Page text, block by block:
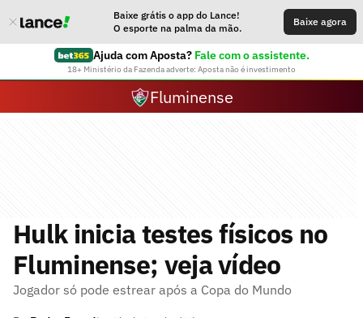
Baixe grátis o app do Lance!
O esporte na palma da mão.
Baixe agora
Ajuda com Aposta? Fale com o assistente.
18+ Ministério da Fazenda adverte: Aposta não é investimento
Fluminense
Hulk inicia testes físicos no
Fluminense; veja vídeo
Jogador só pode estrear após a Copa do Mundo